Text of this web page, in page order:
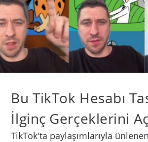
Bu TikTok Hesabı
İlginç Gerçeklerini
TikTok'ta paylaşımlarıyla